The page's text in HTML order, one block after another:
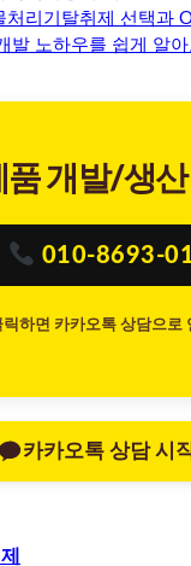
처리기탈취제 선택과
발 노하우를 쉽게 알아
품 개발/생산
010-8693-
하면 카카오톡 상담으로
카카오톡 상담 시